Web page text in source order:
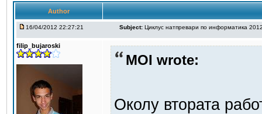
Author
16/04/2012 22:27:21 Subject: Циклус натпревари по информатика
filip_bujaroski
MOI wrote:
Околу втората